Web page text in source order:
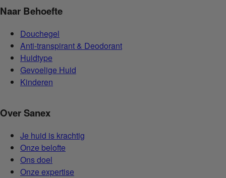
Naar Behoefte
Douchegel
Anti-transpirant & Deodorant
Huidtype
Gevoelige Huid
Kinderen
Over Sanex
Je huid is krachtig
Onze belofte
Ons doel
Onze expertise